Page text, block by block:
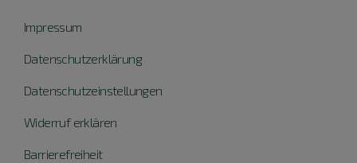
Impressum
Datenschutzerklärung
Datenschutzeinstellungen
Widerruf erklären
Barrierefreiheit